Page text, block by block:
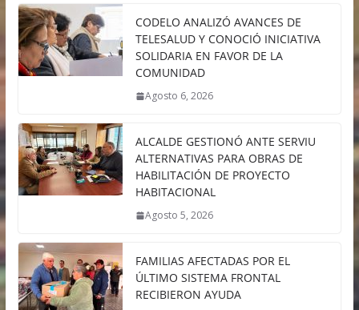
CODELO ANALIZÓ AVANCES DE
TELESALUD Y CONOCIÓ INICIATIVA
SOLIDARIA EN FAVOR DE LA
COMUNIDAD
Agosto 6, 2026
ALCALDE GESTIONÓ ANTE SERVIU
ALTERNATIVAS PARA OBRAS DE
HABILITACIÓN DE PROYECTO
HABITACIONAL
Agosto 5, 2026
FAMILIAS AFECTADAS POR EL
ÚLTIMO SISTEMA FRONTAL
RECIBIERON AYUDA